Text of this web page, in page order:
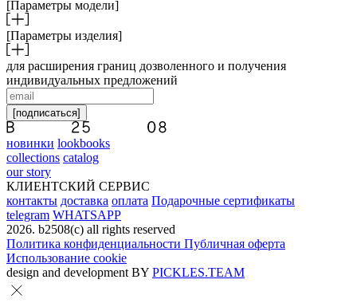
[Параметры модели]
[Параметры изделия]
для расширения границ дозволенного и получения
индивидуальных предложений
[подписаться]
новинки lookbooks
collections catalog
our story
КЛИЕНТСКИЙ СЕРВИС
контакты доставка оплата Подарочные сертификаты
telegram WHATSAPP
2026. b2508(с) all rights reserved
Политика конфиденциальности Публичная оферта
Использование cookie
design and development BY PICKLES.TEAM